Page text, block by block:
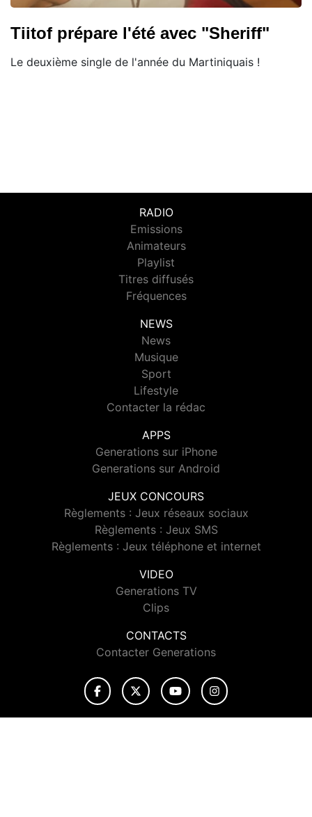
Tiitof prépare l'été avec "Sheriff"
Le deuxième single de l'année du Martiniquais !
RADIO
Emissions
Animateurs
Playlist
Titres diffusés
Fréquences
NEWS
News
Musique
Sport
Lifestyle
Contacter la rédac
APPS
Generations sur iPhone
Generations sur Android
JEUX CONCOURS
Règlements : Jeux réseaux sociaux
Règlements : Jeux SMS
Règlements : Jeux téléphone et internet
VIDEO
Generations TV
Clips
CONTACTS
Contacter Generations